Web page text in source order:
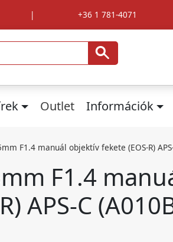
| +36 1 781-4071
Outlet Információk
F1.4 manuál objektív fekete (EOS-R)
F1.4
APS-C